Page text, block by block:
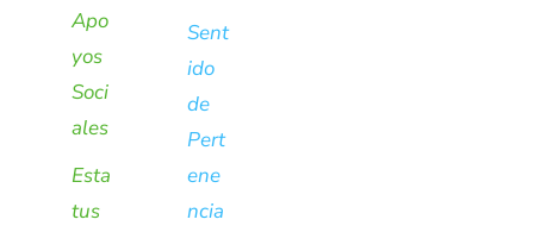
Apo
yos
Soci
ales
Esta
tus
Sent
ido
de
Pert
ene
ncia